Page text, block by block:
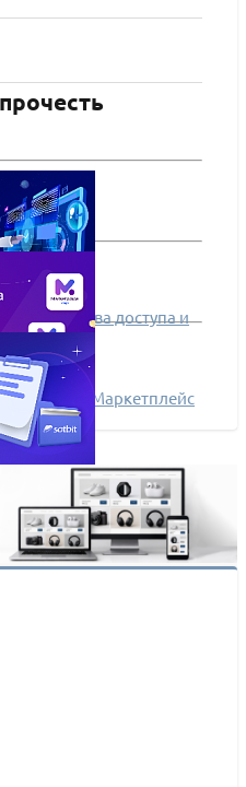
права доступа и
Сотбит.Маркетплейс
ПО Минцифры РФ